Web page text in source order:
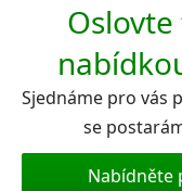
Sjednáme pro vás
se
Nabídněte